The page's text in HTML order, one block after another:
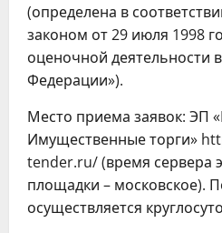
(определена в
законом от 29 июля 1998
оценочной деятельности
Федерации»).
Место приема заявок: ЭП
Имущественные торги»
tender.ru/ (время сервера
площадки – московское).
осуществляется